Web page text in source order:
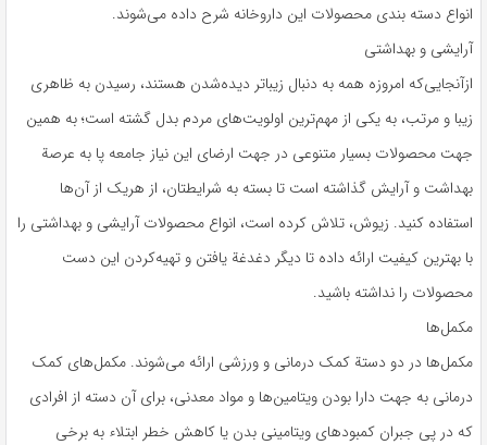
انواع دسته بندی محصولات این داروخانه شرح داده می‌شوند.
آرایشی و بهداشتی
ازآنجایی‌که امروزه همه به دنبال زیباتر دیده‌شدن هستند، رسیدن به ظاهری
زیبا و مرتب، به یکی از مهم‌ترین اولویت‌های مردم بدل گشته است؛ به همین
جهت محصولات بسیار متنوعی در جهت ارضای این نیاز جامعه پا به عرصة
بهداشت و آرایش گذاشته است تا بسته به شرایطتان، از هریک از آن‌ها
استفاده کنید. زیوش، تلاش کرده است، انواع محصولات آرایشی و بهداشتی را
با بهترین کیفیت ارائه داده تا دیگر دغدغة یافتن و تهیه‌کردن این دست
محصولات را نداشته باشید.
مکمل‌ها
مکمل‌ها در دو دستة کمک درمانی و ورزشی ارائه می‌شوند. مکمل‌های کمک
درمانی به جهت دارا بودن ویتامین‌ها و مواد معدنی، برای آن دسته از افرادی
که در پی جبران کمبودهای ویتامینی بدن یا کاهش خطر ابتلاء به برخی